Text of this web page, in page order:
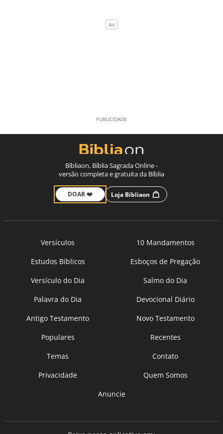
Bíbliaon, Bíblia Sagrada Online -
versão completa e gratuita da Bíblia
DOAR ❤️ Loja Bíbliaon
Versículos
10 Mandamentos
Estudos Bíblicos
Esboços de Pregação
Versículo do Dia
Salmo do Dia
Palavra do Dia
Devocional Diário
Antigo Testamento
Novo Testamento
Populares
Recentes
Temas
Contato
Privacidade
Quem Somos
Anuncie